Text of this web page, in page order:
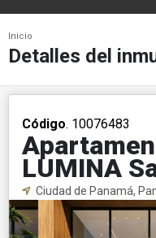
Inicio
Detalles del
Código. 10076483
LUMINA
Ciudad de Panamá,